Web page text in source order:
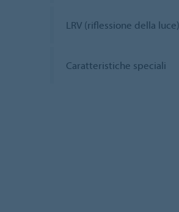
LRV (riflessione della luce)
Caratteristiche speciali